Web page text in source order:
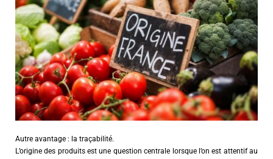
Autre avantage : la traçabilité.
L’origine des produits est une question centrale lorsque l’on est attentif au